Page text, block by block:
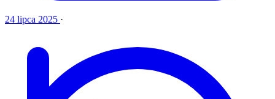
24 lipca 2025 ·